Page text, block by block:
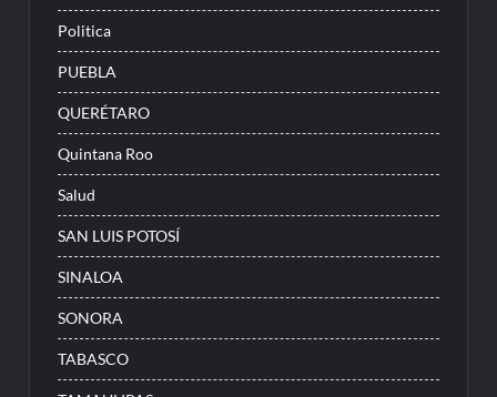
Politica
PUEBLA
QUERÉTARO
Quintana Roo
Salud
SAN LUIS POTOSÍ
SINALOA
SONORA
TABASCO